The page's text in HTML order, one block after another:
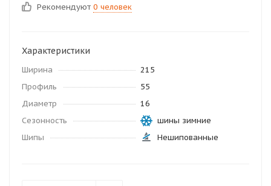
Рекомендуют 0 человек
Характеристики
Ширина
215
Профиль
55
Диаметр
16
Сезонность
шины зимние
Шипы
Нешипованные